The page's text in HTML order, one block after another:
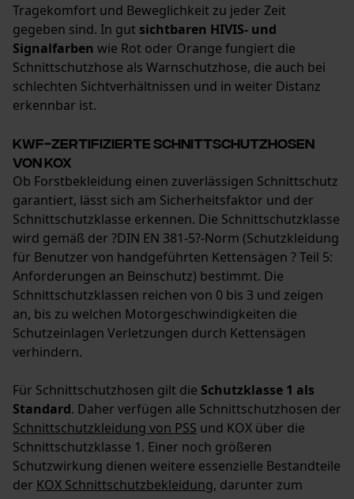
Tragekomfort und Beweglichkeit zu jeder Zeit
gegeben sind. In gut sichtbaren HIVIS- und
Signalfarben wie Rot oder Orange fungiert die
Schnittschutzhose als Warnschutzhose, die auch bei
schlechten Sichtverhältnissen und in weiter Distanz
erkennbar ist.
KWF-zertifizierte Schnittschutzhosen
von KOX
Ob Forstbekleidung einen zuverlässigen Schnittschutz
garantiert, lässt sich am Sicherheitsfaktor und der
Schnittschutzklasse erkennen. Die Schnittschutzklasse
wird gemäß der ?DIN EN 381-5?-Norm (Schutzkleidung
für Benutzer von handgeführten Kettensägen ? Teil 5:
Anforderungen an Beinschutz) bestimmt. Die
Schnittschutzklassen reichen von 0 bis 3 und zeigen
an, bis zu welchen Motorgeschwindigkeiten die
Schutzeinlagen Verletzungen durch Kettensägen
verhindern.
Für Schnittschutzhosen gilt die Schutzklasse 1 als
Standard. Daher verfügen alle Schnittschutzhosen der
Schnittschutzkleidung von PSS und KOX über die
Schnittschutzklasse 1. Einer noch größeren
Schutzwirkung dienen weitere essenzielle Bestandteile
der KOX Schnittschutzbekleidung, darunter zum
Event Tracking
Survicate